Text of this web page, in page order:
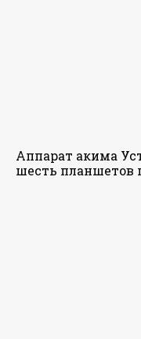
Аппарат акима
шесть планшетов